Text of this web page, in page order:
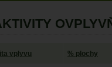
vplyvu % plochy